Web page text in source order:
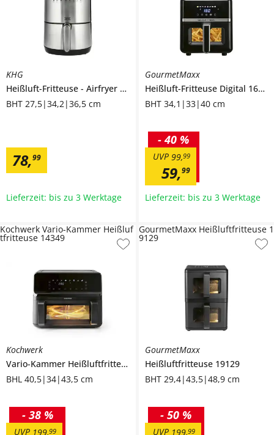
KHG
Heißluft-Fritteuse
Airfryer
HLF-3200
BHT 27,5|34,2|36,5 cm
78,99
Lieferzeit: bis zu 3 Werktage
GourmetMaxx
Heißluft-Fritteuse Digital 16539
BHT 34,1|33|40 cm
59,99
99,99
UVP
- 40 %
Lieferzeit: bis zu 3 Werktage
Kochwerk
Vario-Kammer Heißluftfritteuse
14349
BHL 40,5|34|43,5 cm
199,99
UVP
- 38 %
Kochwerk Vario-Kammer Heißluf
tfritteuse 14349
GourmetMaxx
Heißluftfritteuse 19129
BHT 29,4|43,5|48,9 cm
199,99
UVP
- 50 %
GourmetMaxx Heißluftfritteuse 1
9129